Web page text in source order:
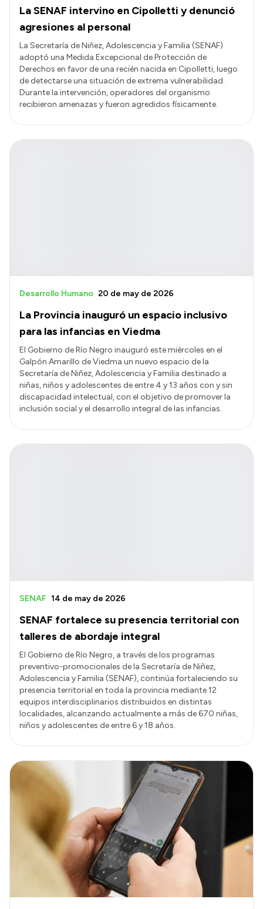
La SENAF intervino en Cipolletti y denunció
agresiones al personal
La Secretaría de Niñez, Adolescencia y Familia (SENAF)
adoptó una Medida Excepcional de Protección de
Derechos en favor de una recién nacida en Cipolletti, luego
de detectarse una situación de extrema vulnerabilidad.
Durante la intervención, operadores del organismo
recibieron amenazas y fueron agredidos físicamente.
La Provincia inauguró un espacio inclusivo
para las infancias en Viedma
Desarrollo Humano 20 de may de 2026
El Gobierno de Río Negro inauguró este miércoles en el
Galpón Amarillo de Viedma un nuevo espacio de la
Secretaría de Niñez, Adolescencia y Familia destinado a
niñas, niños y adolescentes de entre 4 y 13 años con y sin
discapacidad intelectual, con el objetivo de promover la
inclusión social y el desarrollo integral de las infancias.
SENAF fortalece su presencia territorial con
talleres de abordaje integral
SENAF 14 de may de 2026
El Gobierno de Río Negro, a través de los programas
preventivo-promocionales de la Secretaría de Niñez,
Adolescencia y Familia (SENAF), continúa fortaleciendo su
presencia territorial en toda la provincia mediante 12
equipos interdisciplinarios distribuidos en distintas
localidades, alcanzando actualmente a más de 670 niñas,
niños y adolescentes de entre 6 y 18 años.